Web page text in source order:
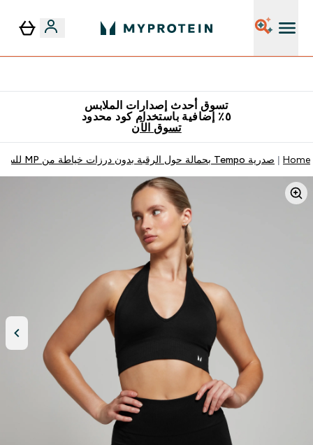
تسوق أحدث إصدارات الملابس
٥٪ إضافية باستخدام كود محدود
تسوق الآن
Home صدرية Tempo بحمالة حول الرقبة بدون درزات خياطة من MP للسيدات - لون أسود